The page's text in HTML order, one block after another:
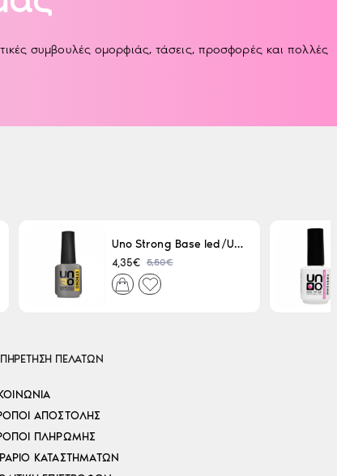
συμβουλές ομορφιάς, τάσεις, προσφορές και πολλές
Uno Strong Base led/Uv 15 ml
4,35€ 5,50€
ΠΕΛΑΤΩΝ
ΑΠΟΣΤΟΛΉΣ
ΠΛΗΡΩΜΉΣ
ΚΑΤΑΣΤΗΜΆΤΩΝ